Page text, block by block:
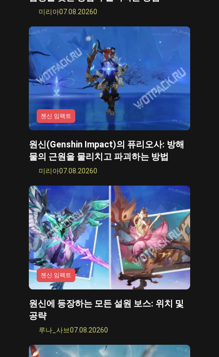
미리아07.08.20260
젠신 임팩트
원신(Genshin Impact)의 퓨리오사: 방해
물의 근원을 물리치고 파괴하는 방법
미리아07.08.20260
젠신 임팩트
원신에 등장하는 모든 설원 보스: 위치 및
공략
루나_사브07.08.20260